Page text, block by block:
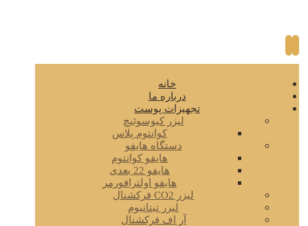
خانه
درباره ما
تجهیزات پوست
لیزر کیوسوئیچ
کوانتوم پلاس
دستگاه هایفو
هایفو کوانتوم
هایفو 22 بعدی
هایفو اولترافورمر
لیزر CO2 فرکشنال
لیزر تیتانیوم
آر اف فرکشنال